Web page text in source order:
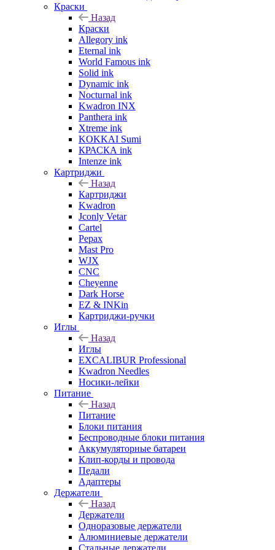
Краски
Назад
Краски
Allegory ink
Eternal ink
World Famous ink
Solid ink
Dynamic ink
Nocturnal ink
Kwadron INX
Panthera ink
Xtreme ink
KOKKAI Sumi
КРАСКА ink
Intenze ink
Картриджи
Назад
Картриджи
Kwadron
Jconly Vetar
Cartel
Pepax
Mast Pro
WJX
CNC
Cheyenne
Dark Horse
EZ & INKin
Картриджи-ручки
Иглы
Назад
Иглы
EXCALIBUR Professional
Kwadron Needles
Носики-лейки
Питание
Назад
Питание
Блоки питания
Беспроводные блоки питания
Аккумуляторные батареи
Клип-корды и провода
Педали
Адаптеры
Держатели
Назад
Держатели
Одноразовые держатели
Алюминиевые держатели
Стальные держатели